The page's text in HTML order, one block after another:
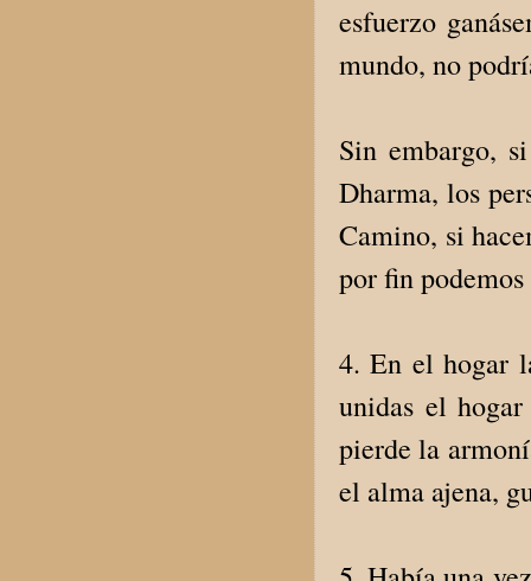
esfuerzo
mundo, no
Sin embargo,
Dharma, los
Camino, si
por fin
4. En el hogar
unidas el
pierde la
el alma ajena,